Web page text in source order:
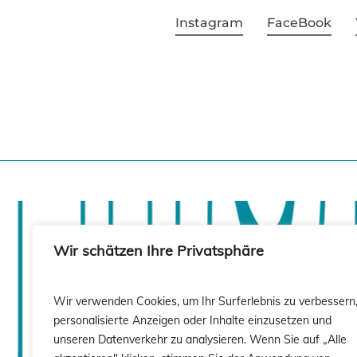
Wir schätzen Ihre Privatsphäre
Wir verwenden Cookies, um Ihr Surferlebnis zu verbessern,
personalisierte Anzeigen oder Inhalte einzusetzen und
unseren Datenverkehr zu analysieren. Wenn Sie auf „Alle
Instagram FaceBook